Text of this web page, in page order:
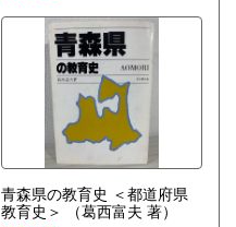
青森県の教育史 ＜都道府県
教育史＞
（葛西富夫 著）